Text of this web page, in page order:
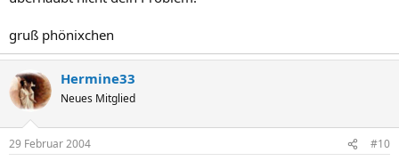
gruß phönixchen
Hermine33
Neues Mitglied
29 Februar 2004 #10